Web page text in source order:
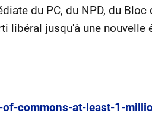
du PC, du NPD, du
libéral jusqu'à une nouvelle
commons-at-least-1-